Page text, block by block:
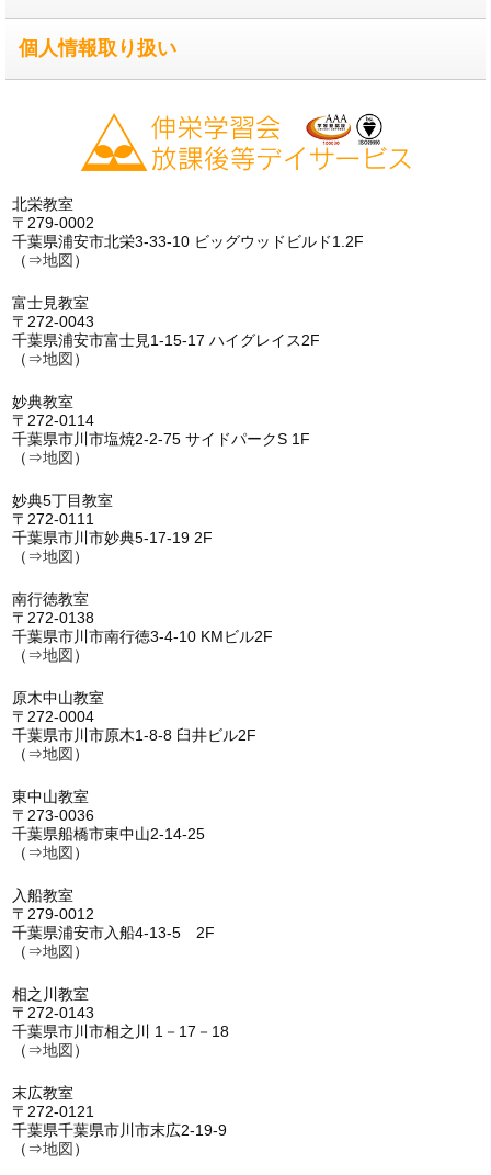
個人情報取り扱い
北栄教室
〒279-0002
千葉県浦安市北栄3-33-10 ビッグウッドビルド1.2F
（⇒地図 ）
富士見教室
〒272-0043
千葉県浦安市富士見1-15-17 ハイグレイス2F
（⇒地図 ）
妙典教室
〒272-0114
千葉県市川市塩焼2-2-75 サイドパークS 1F
（⇒地図 ）
妙典5丁目教室
〒272-0111
千葉県市川市妙典5-17-19 2F
（⇒地図 ）
南行徳教室
〒272-0138
千葉県市川市南行徳3-4-10 KMビル2F
（⇒地図 ）
原木中山教室
〒272-0004
千葉県市川市原木1-8-8 臼井ビル2F
（⇒地図 ）
東中山教室
〒273-0036
千葉県船橋市東中山2-14-25
（⇒地図 ）
入船教室
〒279-0012
千葉県浦安市入船4-13-5 2F
（⇒地図 ）
相之川教室
〒272-0143
千葉県市川市相之川 1－17－18
（⇒地図 ）
末広教室
〒272-0121
千葉県千葉県市川市末広2-19-9
（⇒地図 ）